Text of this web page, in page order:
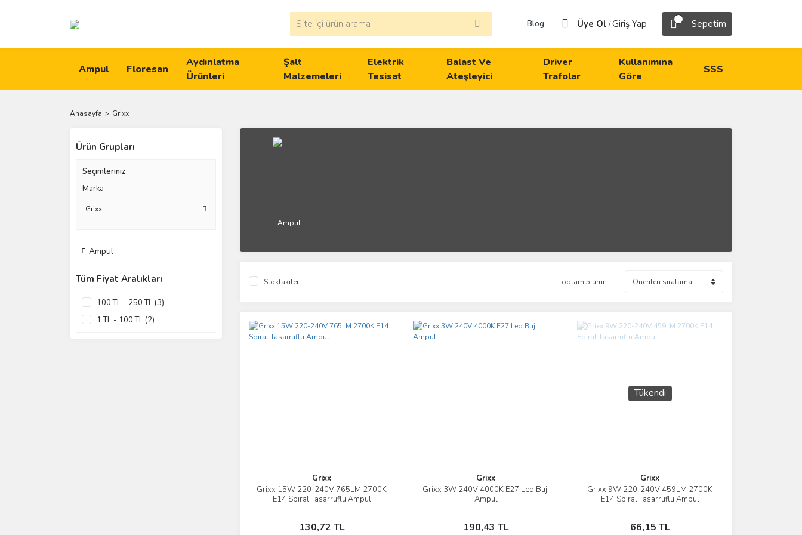
Blog Üye Ol /Giriş Yap Sepetim
Ampul Floresan
Aydınlatma
Ürünleri
Şalt
Malzemeleri
Elektrik
Tesisat
Balast Ve
Ateşleyici
Driver
Trafolar
Kullanımına
Göre
SSS
Anasayfa Grixx
Ürün Grupları
Seçimleriniz
Marka
Grixx
Ampul
Tüm Fiyat Aralıkları
100 TL - 250 TL (3)
1 TL - 100 TL (2)
Ampul
Stoktakiler Toplam 5 ürün
Grixx
Grixx 15W 220-240V 765LM 2700K
E14 Spiral Tasarruflu Ampul
130,72 TL
İncele
Sepete Ekle
Grixx
Grixx 3W 240V 4000K E27 Led Buji
Ampul
190,43 TL
İncele
Sepete Ekle
Tükendi
Grixx
Grixx 9W 220-240V 459LM 2700K
E14 Spiral Tasarruflu Ampul
66,15 TL
İncele
Stokta Yok